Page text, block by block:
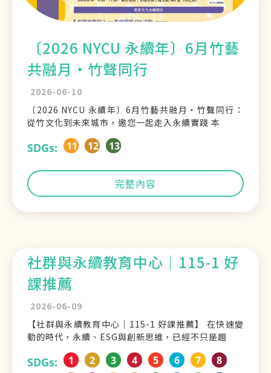
〔2026 NYCU 永續年〕6月竹藝
共融月・竹聲同行
2026-06-10
〔2026 NYCU 永續年〕6月竹藝共融月・竹聲同行：
從竹文化到未來城市，邀您一起走入永續實踐 本
SDGs: 11 12 13
完整內容
社群與永續教育中心｜115-1 好
課推薦
2026-06-09
【社群與永續教育中心｜115-1 好課推薦】 在快速變
動的時代，永續、ESG與創新思維，已經不只是趨
SDGs: 1 2 3 4 5 6 7
8